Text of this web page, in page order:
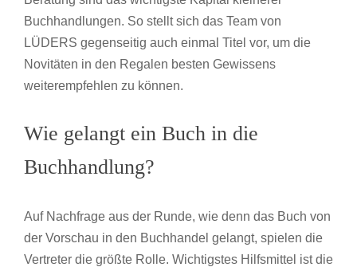
Buchhandlungen. So stellt sich das Team von
LÜDERS gegenseitig auch einmal Titel vor, um die
Novitäten in den Regalen besten Gewissens
weiterempfehlen zu können.
Wie gelangt ein Buch in die
Buchhandlung?
Auf Nachfrage aus der Runde, wie denn das Buch von
der Vorschau in den Buchhandel gelangt, spielen die
Vertreter die größte Rolle. Wichtigstes Hilfsmittel ist die